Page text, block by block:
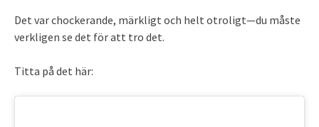
Det var chockerande, märkligt och helt otroligt—du måste
verkligen se det för att tro det.
Titta på det här: